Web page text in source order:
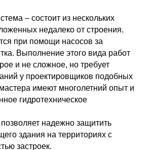
– состоит из нескольких
недалеко от строения.
при помощи насосов за
Выполнение этого вида работ
и не сложное, но требует
у проектировщиков подобных
имеют многолетний опыт и
гидротехническое
надежно защитить
здания на территориях с
застроек.